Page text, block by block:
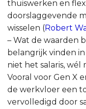
thuiswerken en
doorslaggevende
wisselen (Robert
– Wat de waarden
belangrijk vinden
niet het salaris,
Vooral voor Gen X
de werkvloer een
vervolledigd door